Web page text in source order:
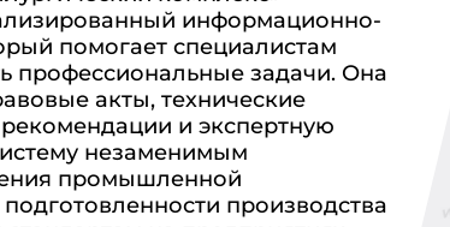
информационно-
помогает специалистам
профессиональные задачи. Она
акты, технические
и экспертную
незаменимым
промышленной
производства